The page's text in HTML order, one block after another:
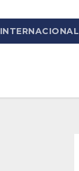
INTERNACIONAL